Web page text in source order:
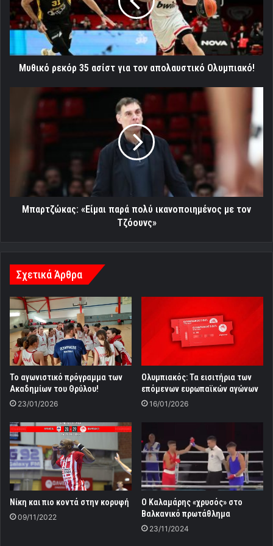
τον
απολαυστικό
Ολυμπιακό!
Μυθικό ρεκόρ 35 ασίστ για τον απολαυστικό Ολυμπιακό!
Μπαρτζώκας:
ικανοποιημένος
Τζόουνς»
Μπαρτζώκας: «Είμαι παρά πολύ ικανοποιημένος με τον
Τζόουνς»
Σχετικά Άρθρα
Το αγωνιστικό πρόγραμμα των
Ακαδημίων του Θρύλου!
23/01/2026
Ολυμπιακός: Τα εισιτήρια των
επόμενων ευρωπαϊκών αγώνων
16/01/2026
Νίκη και πιο κοντά στην κορυφή
09/11/2022
Ο Καλαμάρης «χρυσός» στο
Βαλκανικό πρωτάθλημα
23/11/2024